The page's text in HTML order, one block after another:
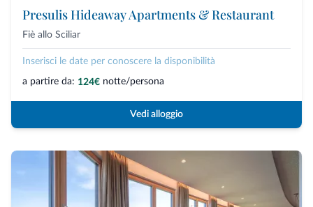
Presulis Hideaway Apartments & Restaurant
Fiè allo Sciliar
Inserisci le date per conoscere la disponibilità
a partire da: 124€ notte/persona
Vedi alloggio